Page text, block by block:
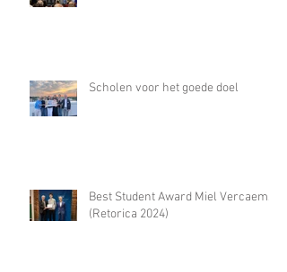
Scholen voor het goede doel
Best Student Award Miel Vercaemst
(Retorica 2024)